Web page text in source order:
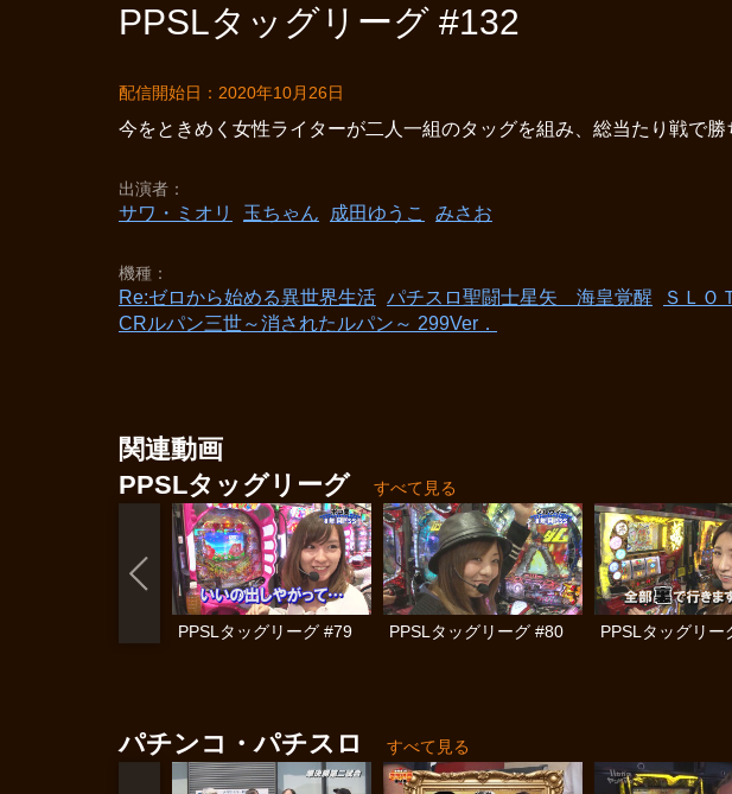
PPSLタッグリーグ #132
配信開始日：2020年10月26日
今をときめく女性ライターが二人一組のタッグを組み、総当たり戦で
出演者
サワ・ミオリ 玉ちゃん 成田ゆうこ みさお
機種
Re:ゼロから始める異世界生活 パチスロ聖闘士星矢 海皇覚醒 ＳＬＯ
CRルパン三世～消されたルパン～ 299Ver．
関連動画
PPSLタッグリーグ
すべて見る
PPSLタッグリーグ #79 PPSLタッグリーグ #80 PPSLタッグリー
パチンコ・パチスロ すべて見る